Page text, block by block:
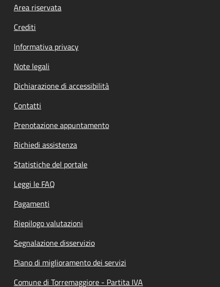
Footer menu
Area riservata
Crediti
Informativa privacy
Note legali
Dichiarazione di accessibilità
Contatti
Prenotazione appuntamento
Richiedi assistenza
Statistiche del portale
Leggi le FAQ
Pagamenti
Riepilogo valutazioni
Segnalazione disservizio
Piano di miglioramento dei servizi
Comune di Torremaggiore - Partita IVA